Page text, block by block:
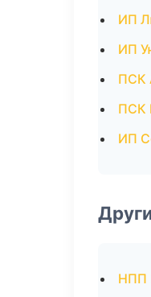
ИП
ИП
ПСК
ПСК
ИП
НПП